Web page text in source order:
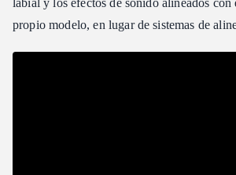
labial y los efectos de sonido alineados con
propio modelo, en lugar de sistemas de